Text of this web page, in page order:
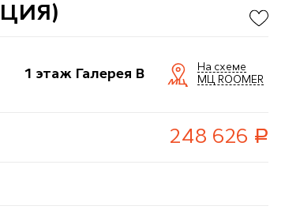
1 этаж Галерея B
На схеме
МЦ ROOMER
248 626 руб.